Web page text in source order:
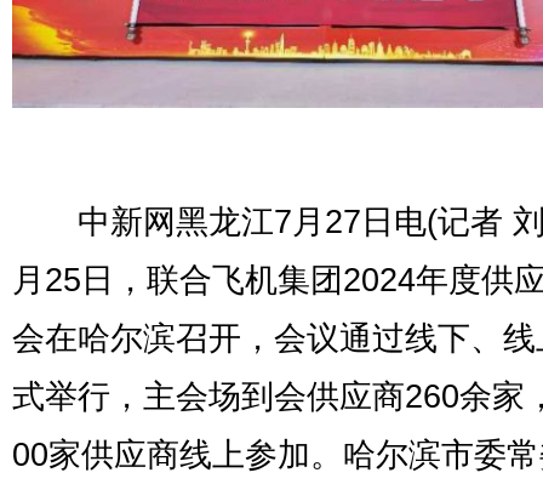
中新网黑龙江7月27日电(记者
月25日，联合飞机集团2024年度供
会在哈尔滨召开，会议通过线下、
式举行，主会场到会供应商260余家
00家供应商线上参加。哈尔滨市委